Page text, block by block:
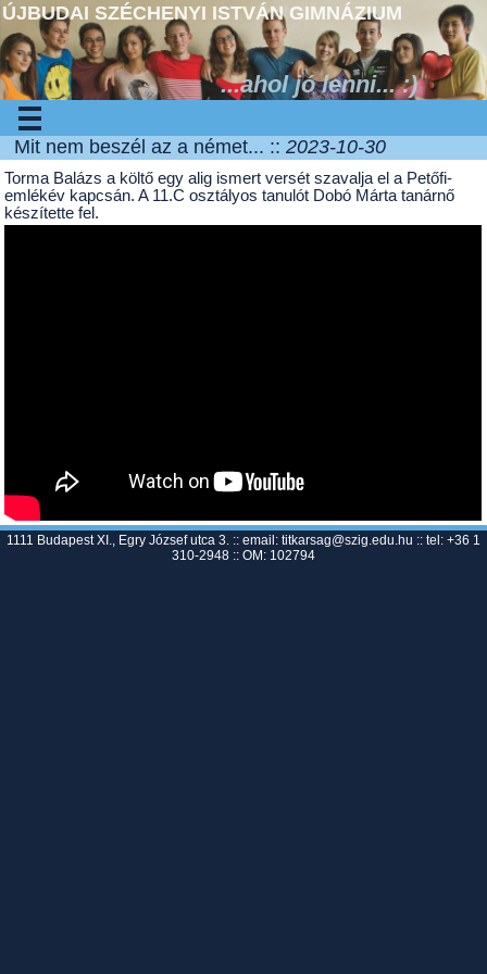
ÚJBUDAI SZÉCHENYI ISTVÁN GIMNÁZIUM
...ahol jó lenni... :)
Mit nem beszél az a német... ::2023-10-30
Torma Balázs a költő egy alig ismert versét szavalja el a Petőfi-
emlékév kapcsán. A 11.C osztályos tanulót Dobó Márta tanárnő
készítette fel.
1111 Budapest XI., Egry József utca 3. :: email: titkarsag@szig.edu.hu :: tel: +36 1
310-2948 :: OM: 102794